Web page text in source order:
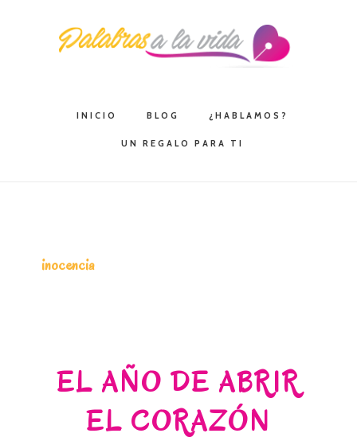
contenido
INICIO BLOG ¿HABLAMOS?
UN REGALO PARA TI
inocencia
EL AÑO DE ABRIR
EL CORAZÓN